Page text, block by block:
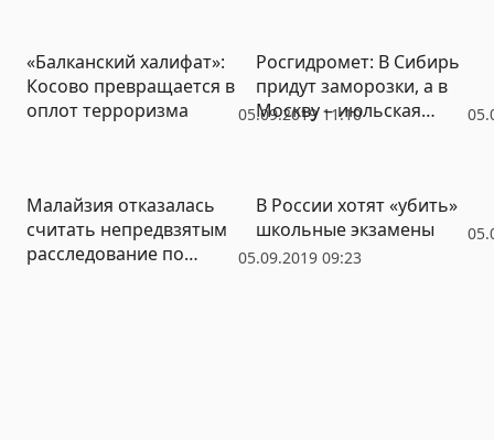
экономики
05.09.2019 11:10
«Балканский халифат»:
Косово превращается в
оплот терроризма
Росгидромет: В Сибирь
придут заморозки, а в
Москву – июльская
05.09.2019 09:23
Малайзия отказалась
считать непредвзятым
расследование по
В России хотят «убить»
школьные экзамены